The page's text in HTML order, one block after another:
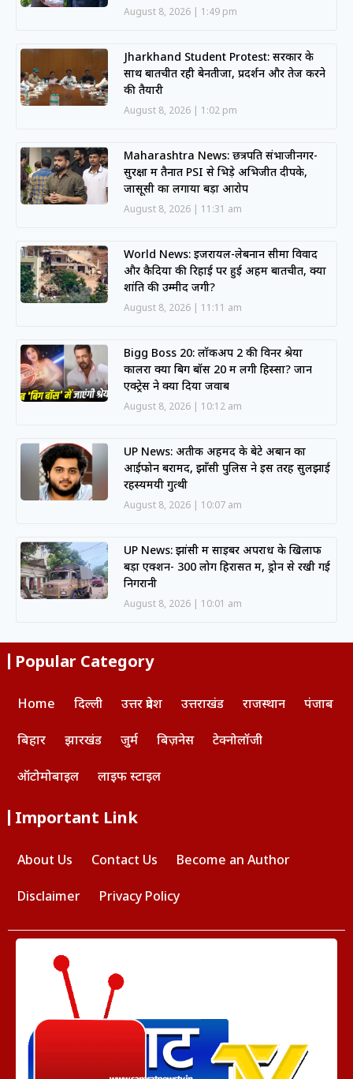
August 8, 2026 1:49 pm
Jharkhand Student Protest: सरकार के
साथ बातचीत रही बेनतीजा, प्रदर्शन और तेज करने
की तैयारी
August 8, 2026 1:02 pm
Maharashtra News: छत्रपति संभाजीनगर-
सुरक्षा में तैनात PSI से भिड़े अभिजीत दीपके,
जासूसी का लगाया बड़ा आरोप
August 8, 2026 11:31 am
World News: इजरायल-लेबनान सीमा विवाद
और कैदियों की रिहाई पर हुई अहम बातचीत, क्या
शांति की उम्मीद जगी?
August 8, 2026 11:11 am
Bigg Boss 20: लॉकअप 2 की विनर श्रेया
कालरा क्या बिग बॉस 20 में लेंगी हिस्सा? जानें
एक्ट्रेस ने क्या दिया जवाब
August 8, 2026 10:12 am
UP News: अतीक अहमद के बेटे अबान का
आईफोन बरामद, झाँसी पुलिस ने इस तरह सुलझाई
रहस्यमयी गुत्थी
August 8, 2026 10:07 am
UP News: झांसी में साइबर अपराध के खिलाफ
बड़ा एक्शन- 300 लोग हिरासत में, ड्रोन से रखी गई
निगरानी
August 8, 2026 10:01 am
Popular Category
Home दिल्ली उत्तर प्रदेश उत्तराखंड राजस्थान पंजाब
बिहार झारखंड जुर्म बिज़नेस टेक्नोलॉजी
ऑटोमोबाइल लाइफ स्टाइल
Important Link
About Us Contact Us Become an Author
Disclaimer Privacy Policy